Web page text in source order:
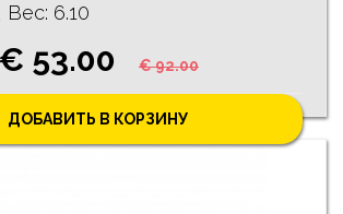
6.10
€ 53.00 € 92.00
ДОБАВИТЬ В КОРЗИНУ